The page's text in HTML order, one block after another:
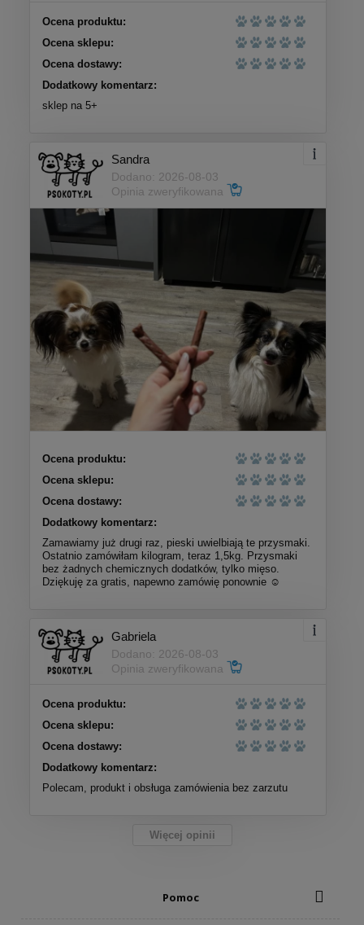
Ocena produktu:
Ocena sklepu:
Ocena dostawy:
Dodatkowy komentarz:
sklep na 5+
Sandra
Dodano: 2026-08-03
Opinia zweryfikowana
Ocena produktu:
Ocena sklepu:
Ocena dostawy:
Dodatkowy komentarz:
Zamawiamy już drugi raz, pieski uwielbiają te przysmaki.
Ostatnio zamówiłam kilogram, teraz 1,5kg. Przysmaki
bez żadnych chemicznych dodatków, tylko mięso.
Dziękuję za gratis, napewno zamówię ponownie ☺️
Gabriela
Dodano: 2026-08-03
Opinia zweryfikowana
Ocena produktu:
Ocena sklepu:
Ocena dostawy:
Dodatkowy komentarz:
Polecam, produkt i obsługa zamówienia bez zarzutu
Więcej opinii
Pomoc